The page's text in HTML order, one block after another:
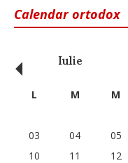
Calendar ortodox
Iulie
‹ L M M
03
04 05
10
11 12